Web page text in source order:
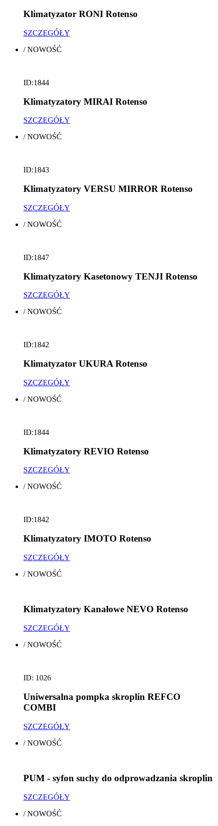
Klimatyzator RONI Rotenso
SZCZEGÓŁY
/NOWOŚĆ
ID:1844
Klimatyzatory MIRAI Rotenso
SZCZEGÓŁY
/NOWOŚĆ
ID:1843
Klimatyzatory VERSU MIRROR Rotenso
SZCZEGÓŁY
/NOWOŚĆ
ID:1847
Klimatyzatory Kasetonowy TENJI Rotenso
SZCZEGÓŁY
/NOWOŚĆ
ID:1842
Klimatyzator UKURA Rotenso
SZCZEGÓŁY
/NOWOŚĆ
ID:1844
Klimatyzatory REVIO Rotenso
SZCZEGÓŁY
/NOWOŚĆ
ID:1842
Klimatyzatory IMOTO Rotenso
SZCZEGÓŁY
/NOWOŚĆ
Klimatyzatory Kanałowe NEVO Rotenso
SZCZEGÓŁY
/NOWOŚĆ
ID: 1026
Uniwersalna pompka skroplin REFCO
COMBI
SZCZEGÓŁY
/NOWOŚĆ
PUM - syfon suchy do odprowadzania skroplin
SZCZEGÓŁY
/NOWOŚĆ